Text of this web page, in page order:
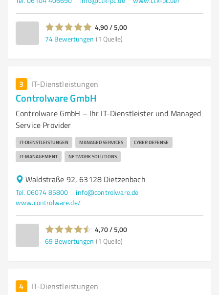
4,90 / 5,00
74 Bewertungen (1 Quelle)
3 IT-Dienstleistungen
Controlware GmbH
Controlware GmbH – Ihr IT-Dienstleister und Managed
Service Provider
IT-DIENSTLEISTUNGEN MANAGED SERVICES CYBER DEFENSE
IT-MANAGEMENT NETWORK SOLUTIONS
Waldstraße 92, 63128 Dietzenbach
Tel. 06074 85800
info@controlware.de
www.controlware.de/
4,70 / 5,00
69 Bewertungen (1 Quelle)
4 IT-Dienstleistungen